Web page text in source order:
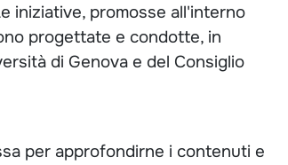
iniziative, promosse all'interno
progettate e condotte, in
di Genova e del Consiglio
per approfondirne i contenuti e